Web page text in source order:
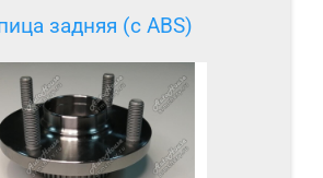
задняя (с ABS)